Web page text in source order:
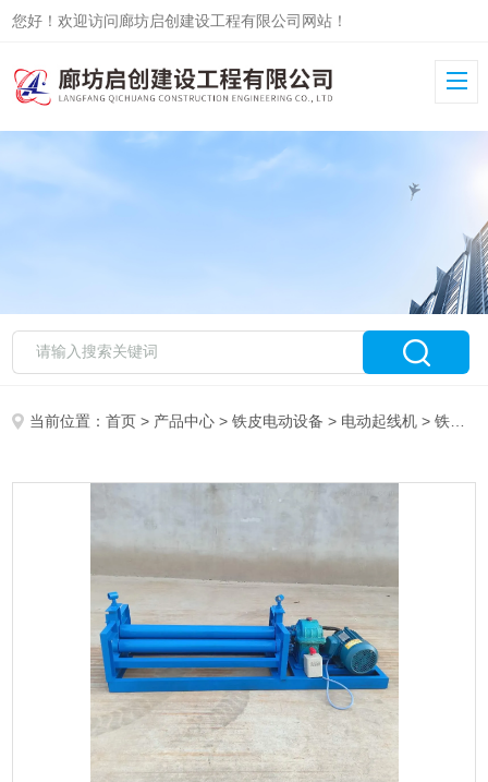
您好！欢迎访问廊坊启创建设工程有限公司网站！
当前位置：首页 > 产品中心 >铁皮电动设备 > 电动起线机 > 铁皮管道施工电动滚圆机